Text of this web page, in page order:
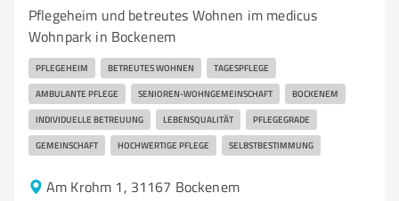
Pflegeheim und betreutes Wohnen im medicus
Wohnpark in Bockenem
PFLEGEHEIM BETREUTES WOHNEN TAGESPFLEGE
AMBULANTE PFLEGE SENIOREN-WOHNGEMEINSCHAFT BOCKENEM
INDIVIDUELLE BETREUUNG LEBENSQUALITÄT PFLEGEGRADE
GEMEINSCHAFT HOCHWERTIGE PFLEGE SELBSTBESTIMMUNG
Am Krohm 1, 31167 Bockenem